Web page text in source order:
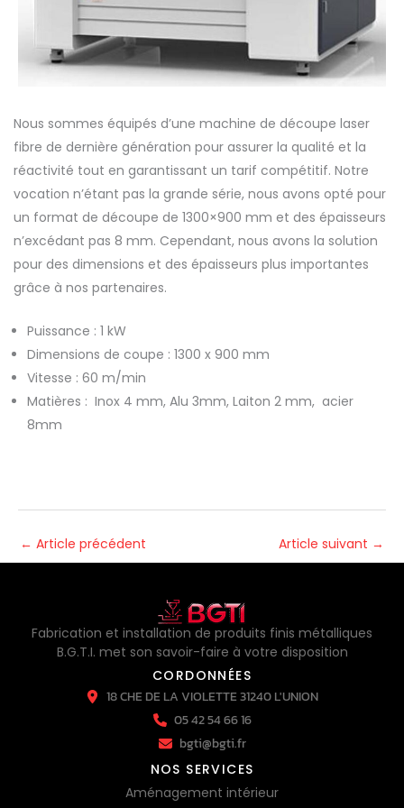
Nous sommes équipés d’une machine de découpe laser
fibre de dernière génération pour assurer la qualité et la
réactivité tout en garantissant un tarif compétitif. Notre
vocation n’étant pas la grande série, nous avons opté pour
un format de découpe de 1300×900 mm et des épaisseurs
n’excédant pas 8 mm. Cependant, nous avons la solution
pour des dimensions et des épaisseurs plus importantes
grâce à nos partenaires.
Puissance : 1 kW
Dimensions de coupe : 1300 x 900 mm
Vitesse : 60 m/min
Matières : Inox 4 mm, Alu 3mm, Laiton 2 mm, acier
8mm
← Article précédent Article suivant →
Fabrication et installation de produits finis métalliques
B.G.T.I. met son savoir-faire à votre disposition
CORDONNÉES
18 CHE DE LA VIOLETTE 31240 L'UNION
05 42 54 66 16
bgti@bgti.fr
NOS SERVICES
Aménagement intérieur